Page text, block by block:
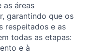
as áreas
garantindo que os
respeitados e as
todas as etapas:
e à